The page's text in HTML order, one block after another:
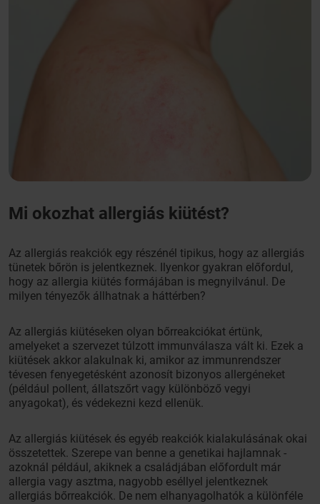
Mi okozhat allergiás kiütést?
Az allergiás reakciók egy részénél tipikus, hogy az allergiás
tünetek bőrön is jelentkeznek. Ilyenkor gyakran előfordul,
hogy az allergia kiütés formájában is megnyilvánul. De
milyen tényezők állhatnak a háttérben?
Az allergiás kiütéseken olyan bőrreakciókat értünk,
amelyeket a szervezet túlzott immunválasza vált ki. Ezek a
kiütések akkor alakulnak ki, amikor az immunrendszer
tévesen fenyegetésként azonosít bizonyos allergéneket
(például pollent, állatszőrt vagy különböző vegyi
anyagokat), és védekezni kezd ellenük.
Az allergiás kiütések és egyéb reakciók kialakulásának okai
összetettek. Szerepe van benne a genetikai hajlamnak -
azoknál például, akiknek a családjában előfordult már
allergia vagy asztma, nagyobb eséllyel jelentkeznek
allergiás bőrreakciók. De nem elhanyagolhatók a különféle